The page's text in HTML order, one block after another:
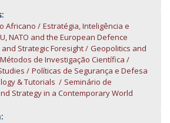
Africano
Estratégia, Inteligência e
NATO and the European Defence
Strategic Foresight
Geopolitics and
Métodos de Investigação Científica
Políticas de Segurança e Defesa
& Tutorials
Seminário de
Strategy in a Contemporary World